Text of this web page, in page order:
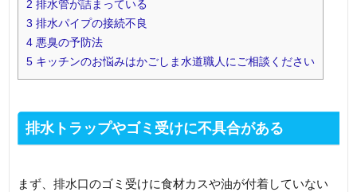
2 排水管が詰まっている
3 排水パイプの接続不良
4 悪臭の予防法
5 キッチンのお悩みはかごしま水道職人にご相談ください
排水トラップやゴミ受けに不具合がある
まず、排水口のゴミ受けに食材カスや油が付着していない